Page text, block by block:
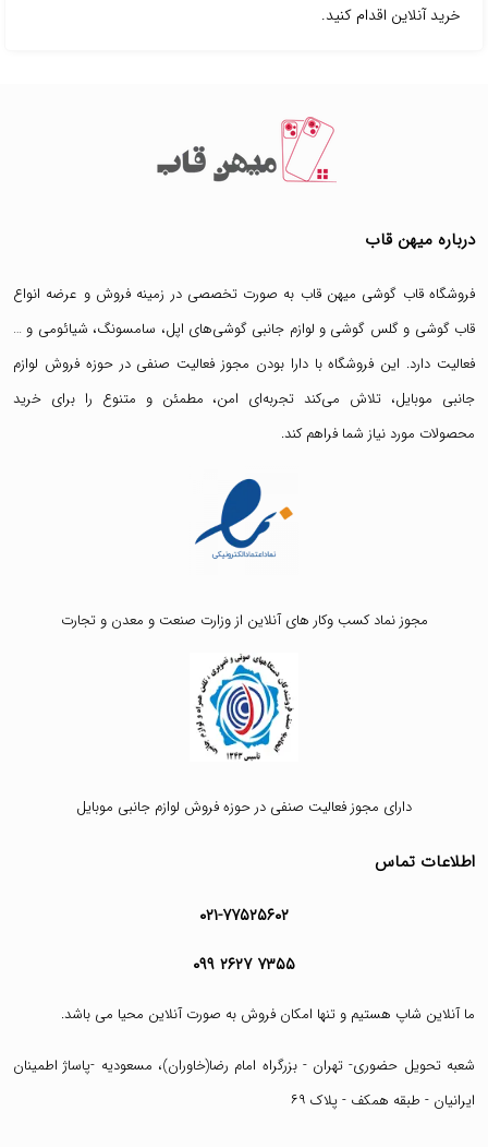
خرید آنلاین اقدام کنید.
درباره میهن قاب
فروشگاه قاب گوشی میهن قاب به صورت تخصصی در زمینه فروش و عرضه انواع
قاب گوشی وگلس گوشی و لوازم جانبی گوشی‌های اپل، سامسونگ، شیائومی و …
فعالیت دارد. این فروشگاه با دارا بودن مجوز فعالیت صنفی در حوزه فروش لوازم
جانبی موبایل، تلاش می‌کند تجربه‌ای امن، مطمئن و متنوع را برای خرید
محصولات مورد نیاز شما فراهم کند.
مجوز نماد کسب وکار های آنلاین از وزارت صنعت و معدن و تجارت
دارای مجوز فعالیت صنفی در حوزه فروش لوازم جانبی موبایل
اطلاعات تماس
۰۲۱-۷۷۵۲۵۶۰۲
۰۹۹ ۲۶۲۷ ۷۳۵۵
ما آنلاین شاپ هستیم و تنها امکان فروش به صورت آنلاین محیا می باشد.
شعبه تحویل حضوری- تهران - بزرگراه امام رضا(خاوران)، مسعودیه -پاساژ اطمینان
ایرانیان - طبقه همکف - پلاک ۶۹